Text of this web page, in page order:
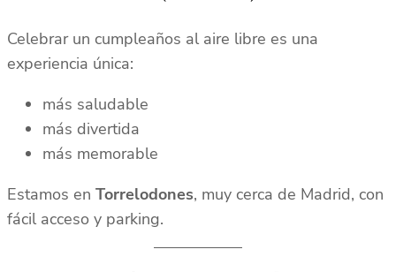
Celebrar un cumpleaños al aire libre es una
experiencia única:
más saludable
más divertida
más memorable
Estamos en Torrelodones, muy cerca de Madrid, con
fácil acceso y parking.